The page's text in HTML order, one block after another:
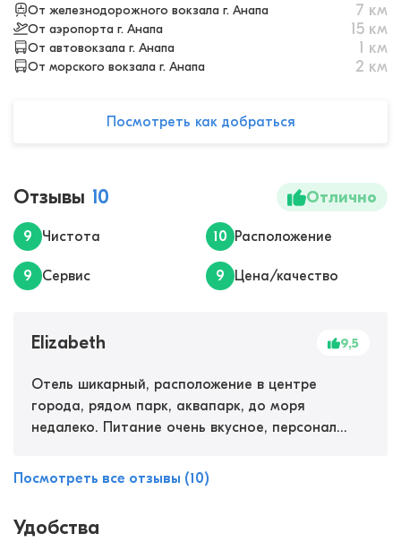
От железнодорожного вокзала г. Анапа 7 км
От аэропорта г. Анапа 15 км
От автовокзала г. Анапа 1 км
От морского вокзала г. Анапа 2 км
Посмотреть как добраться
Отзывы 10 Отлично
9 Чистота 10 Расположение
9 Сервис 9 Цена/качество
Elizabeth 9,5
Отель шикарный, расположение в центре
города, рядом парк, аквапарк, до моря
недалеко. Питание очень вкусное, персонал
Красивый интерьер и отличное обслуживание.
Посмотреть все отзывы (10)
Удобства